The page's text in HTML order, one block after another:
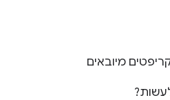
מיובאים